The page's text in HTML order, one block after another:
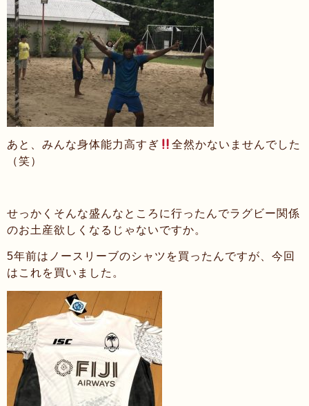
あと、みんな身体能力高すぎ
全然かないませんでした
（笑）
せっかくそんな盛んなところに行ったんでラグビー関係
のお土産欲しくなるじゃないですか。
5年前はノースリーブのシャツを買ったんですが、今回
はこれを買いました。